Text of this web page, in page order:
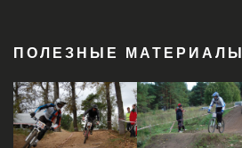
ПОЛЕЗНЫЕ МАТЕРИАЛЫ